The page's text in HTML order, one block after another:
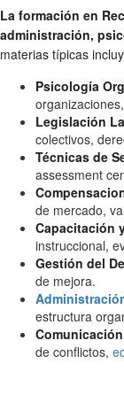
La formación en
administración,
materias típicas
Psicología
Legislación
colectivos,
Técnicas de
assessment
de mercado,
Capacitación
instruccional,
Gestión del
de mejora.
estructura
de conflictos,